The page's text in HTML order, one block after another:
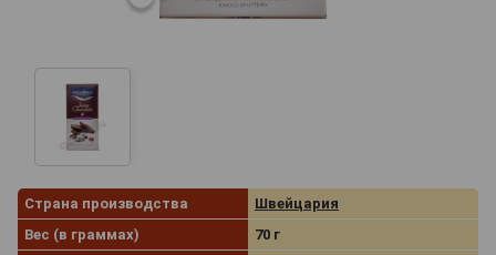
Страна производства
Швейцария
Вес (в граммах)
70 г